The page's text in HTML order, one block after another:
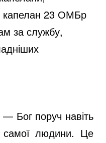
капелан 23 ОМБр
за службу,
Бог поруч навіть
самої людини. Це